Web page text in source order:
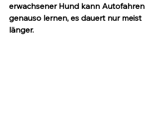
erwachsener Hund kann Autofahren
genauso lernen, es dauert nur meist
länger.